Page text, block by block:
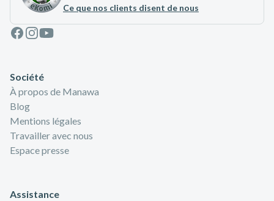
Ce que nos clients disent de nous
Facebook
Instagram
Youtube
Société
À propos de Manawa
Blog
Mentions légales
Travailler avec nous
Espace presse
Assistance